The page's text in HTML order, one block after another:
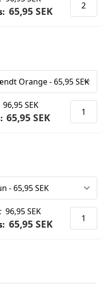
65,95 SEK
96,95 SEK
65,95 SEK
96,95 SEK
65,95 SEK